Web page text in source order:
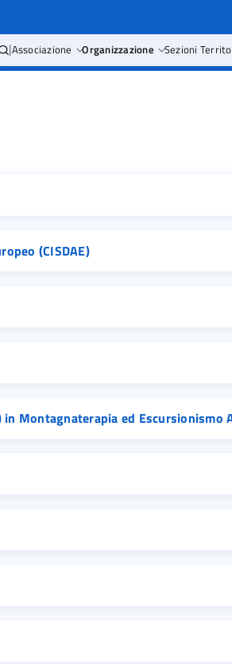
|Associazione Organizzazione Sezioni
(CISDAE)
in Montagnaterapia ed Escursionismo